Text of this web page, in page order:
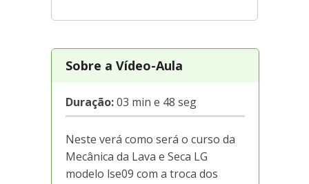
Sobre a Vídeo-Aula
Duração:03 min e 48 seg
Neste verá como será o curso da
Mecânica da Lava e Seca LG
modelo lse09 com a troca dos